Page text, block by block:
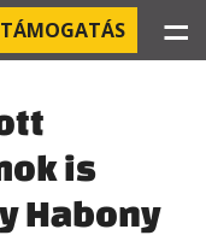
TÁMOGATÁS ☰
is
Habony